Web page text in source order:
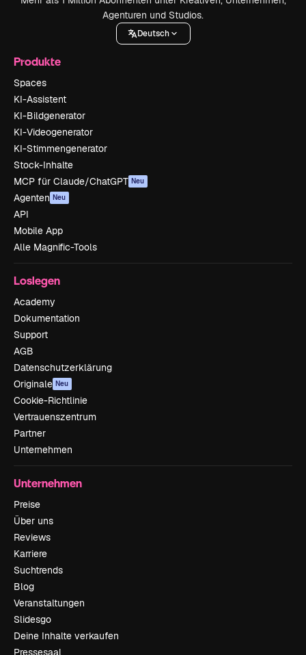
Agenturen und Studios.
Deutsch
Produkte
Spaces
KI-Assistent
KI-Bildgenerator
KI-Videogenerator
KI-Stimmengenerator
Stock-Inhalte
MCP für Claude/ChatGPT Neu
Agenten Neu
API
Mobile App
Alle Magnific-Tools
Loslegen
Academy
Dokumentation
Support
AGB
Datenschutzerklärung
Originale Neu
Cookie-Richtlinie
Vertrauenszentrum
Partner
Unternehmen
Unternehmen
Preise
Über uns
Reviews
Karriere
Suchtrends
Blog
Veranstaltungen
Slidesgo
Deine Inhalte verkaufen
Pressesaal